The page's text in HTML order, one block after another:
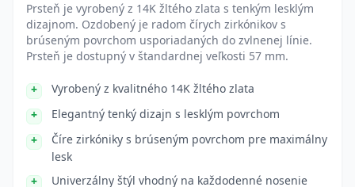
Prsteň je vyrobený z 14K žltého zlata s tenkým lesklým
dizajnom. Ozdobený je radom čírych zirkónikov s
brúseným povrchom usporiadaných do zvlnenej línie.
Prsteň je dostupný v štandardnej veľkosti 57 mm.
Vyrobený z kvalitného 14K žltého zlata
Elegantný tenký dizajn s lesklým povrchom
Číre zirkóniky s brúseným povrchom pre maximálny
lesk
Univerzálny štýl vhodný na každodenné nosenie